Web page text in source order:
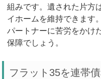
組みです。遺された片方
イホームを維持できます
パートナーに苦労をかけ
保障でしょう。
フラット35を連帯